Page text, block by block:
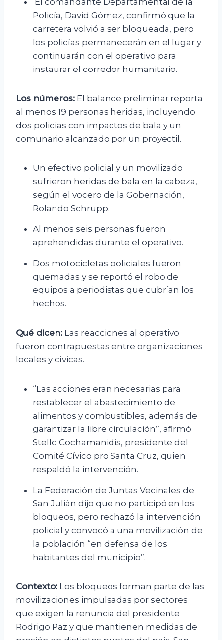
El comandante Departamental de la
Policía, David Gómez, confirmó que la
carretera volvió a ser bloqueada, pero
los policías permanecerán en el lugar y
continuarán con el operativo para
instaurar el corredor humanitario.
Los números: El balance preliminar reporta
al menos 19 personas heridas, incluyendo
dos policías con impactos de bala y un
comunario alcanzado por un proyectil.
Un efectivo policial y un movilizado
sufrieron heridas de bala en la cabeza,
según el vocero de la Gobernación,
Rolando Schrupp.
Al menos seis personas fueron
aprehendidas durante el operativo.
Dos motocicletas policiales fueron
quemadas y se reportó el robo de
equipos a periodistas que cubrían los
hechos.
Qué dicen: Las reacciones al operativo
fueron contrapuestas entre organizaciones
locales y cívicas.
“Las acciones eran necesarias para
restablecer el abastecimiento de
alimentos y combustibles, además de
garantizar la libre circulación”, afirmó
Stello Cochamanidis, presidente del
Comité Cívico pro Santa Cruz, quien
respaldó la intervención.
La Federación de Juntas Vecinales de
San Julián dijo que no participó en los
bloqueos, pero rechazó la intervención
policial y convocó a una movilización de
la población “en defensa de los
habitantes del municipio”.
Contexto: Los bloqueos forman parte de las
movilizaciones impulsadas por sectores
que exigen la renuncia del presidente
Rodrigo Paz y que mantienen medidas de